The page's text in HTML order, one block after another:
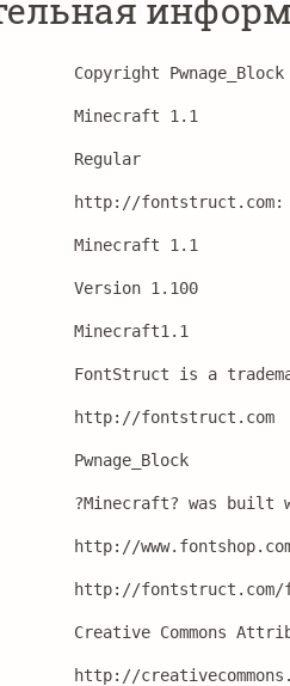
Copyright Pwnage_Block
Minecraft 1.1
Regular
http://fontstruct.com:
Minecraft 1.1
Version 1.100
Minecraft1.1
FontStruct is a
http://fontstruct.com
Pwnage_Block
?Minecraft? was built
http://
http://fontstruct.com/
Creative Commons
http://